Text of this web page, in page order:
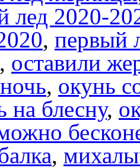
лед 2020-
, первый
, оставили
, окунь
на блесну,
,